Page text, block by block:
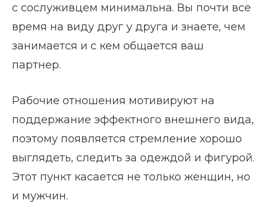
с сослуживцем минимальна. Вы почти все
время на виду друг у друга и знаете, чем
занимается и с кем общается ваш
партнер.
Рабочие отношения мотивируют на
поддержание эффектного внешнего вида,
поэтому появляется стремление хорошо
выглядеть, следить за одеждой и фигурой.
Этот пункт касается не только женщин, но
и мужчин.